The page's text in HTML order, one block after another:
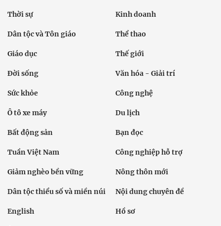
Thời sự Kinh doanh
Dân tộc và Tôn giáo Thể thao
Giáo dục Thế giới
Đời sống Văn hóa - Giải trí
Sức khỏe Công nghệ
Ô tô xe máy Du lịch
Bất động sản Bạn đọc
Tuần Việt Nam Công nghiệp hỗ trợ
Giảm nghèo bền vững Nông thôn mới
Dân tộc thiểu số và miền núi Nội dung chuyên đề
English Hồ sơ